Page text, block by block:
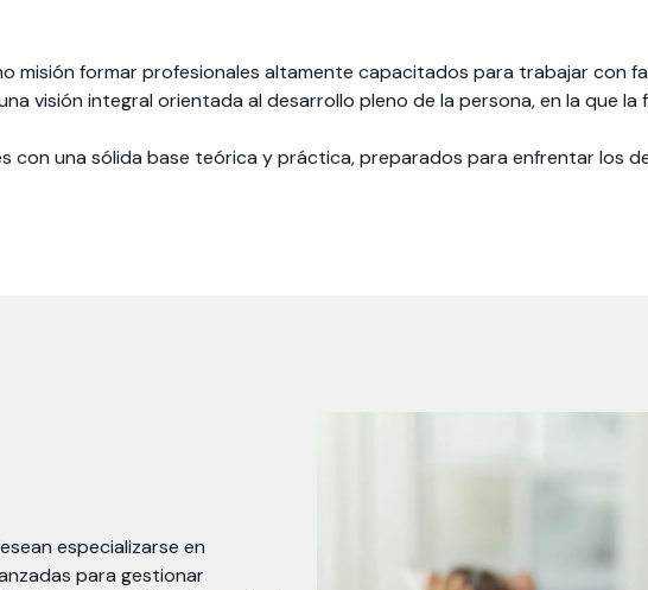
misión formar profesionales altamente capacitados para trabajar con
visión integral orientada al desarrollo pleno de la persona, en la que la
con una sólida base teórica y práctica, preparados para enfrentar los
especializarse en
para gestionar